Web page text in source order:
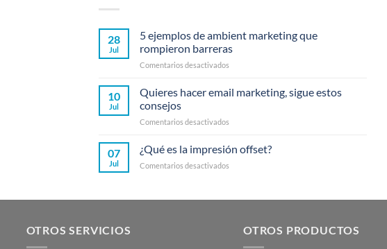
28
Jul
5 ejemplos de ambient marketing que
rompieron barreras
Comentarios desactivadosen
ejemplos
marketing
rompieron
10
Jul
Quieres hacer email marketing, sigue estos
consejos
Comentarios desactivadosen
hacer
marketing,
07
Jul
¿Qué es la impresión offset?
Comentarios desactivadosen
la
OTROS SERVICIOS OTROS PRODUCTOS